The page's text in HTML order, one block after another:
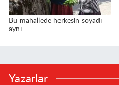
Bu mahallede herkesin soyadı
aynı
Yazarlar